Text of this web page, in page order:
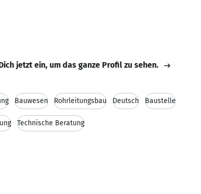
jetzt ein, um das ganze Profil zu sehen.
Bauwesen Rohrleitungsbau Deutsch Baustelle
Technische Beratung